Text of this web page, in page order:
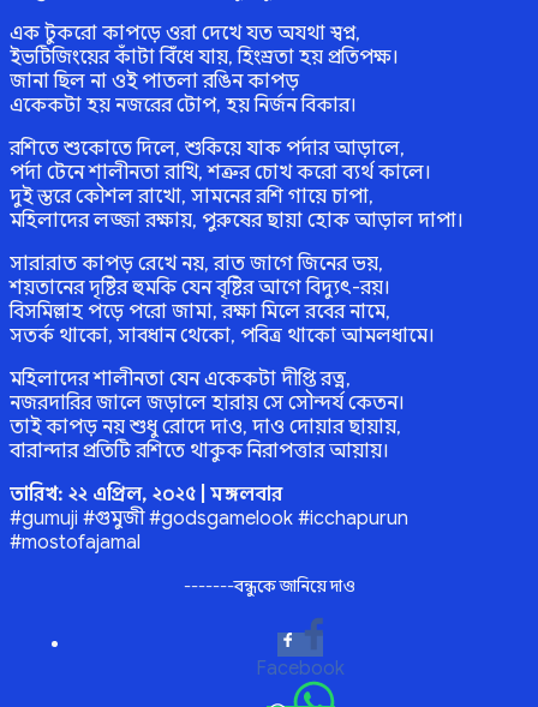
এক টুকরো কাপড়ে ওরা দেখে যত অযথা স্বপ্ন,
ইভটিজিংয়ের কাঁটা বিঁধে যায়, হিংস্রতা হয় প্রতিপক্ষ।
জানা ছিল না ওই পাতলা রঙিন কাপড়
একেকটা হয় নজরের টোপ, হয় নির্জন বিকার।
রশিতে শুকোতে দিলে, শুকিয়ে যাক পর্দার আড়ালে,
পর্দা টেনে শালীনতা রাখি, শত্রুর চোখ করো ব্যর্থ কালে।
দুই স্তরে কৌশল রাখো, সামনের রশি গায়ে চাপা,
মহিলাদের লজ্জা রক্ষায়, পুরুষের ছায়া হোক আড়াল দাপা।
সারারাত কাপড় রেখে নয়, রাত জাগে জিনের ভয়,
শয়তানের দৃষ্টির হুমকি যেন বৃষ্টির আগে বিদ্যুৎ-রয়।
বিসমিল্লাহ পড়ে পরো জামা, রক্ষা মিলে রবের নামে,
সতর্ক থাকো, সাবধান থেকো, পবিত্র থাকো আমলধামে।
মহিলাদের শালীনতা যেন একেকটা দীপ্তি রত্ন,
নজরদারির জালে জড়ালে হারায় সে সৌন্দর্য কেতন।
তাই কাপড় নয় শুধু রোদে দাও, দাও দোয়ার ছায়ায়,
বারান্দার প্রতিটি রশিতে থাকুক নিরাপত্তার আয়ায়।
তারিখ: ২২ এপ্রিল, ২০২৫ | মঙ্গলবার
#gumuji #গুমুজী #godsgamelook #icchapurun
#mostofajamal
-------বন্ধুকে জানিয়ে দাও
Facebook